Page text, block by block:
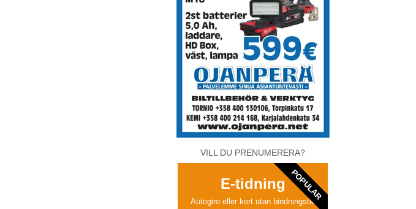
VILL DU PRENUMERERA?
E-tidning
Autogiro eller kort utan bindningstid
POPULAR